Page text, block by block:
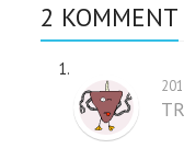
2 KOMMENT